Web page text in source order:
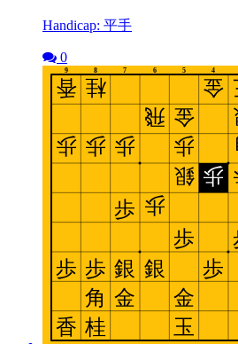
Handicap: 平手
0